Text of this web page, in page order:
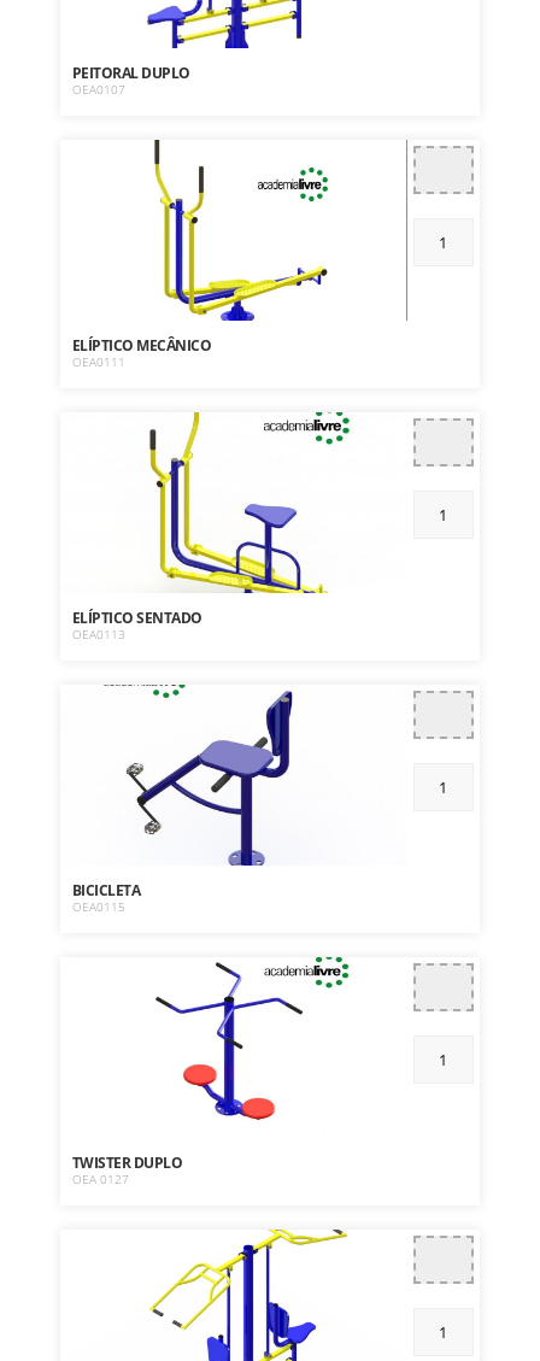
PEITORAL DUPLO
OEA0107
ELÍPTICO MECÂNICO
OEA0111
ELÍPTICO SENTADO
OEA0113
BICICLETA
OEA0115
TWISTER DUPLO
OEA 0127